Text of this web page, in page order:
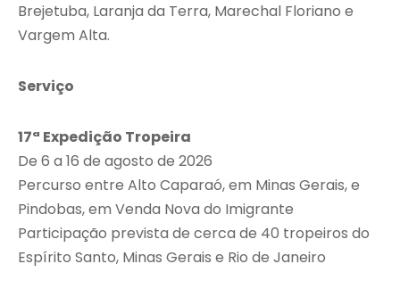
Brejetuba, Laranja da Terra, Marechal Floriano e
Vargem Alta.
Serviço
17ª Expedição Tropeira
De 6 a 16 de agosto de 2026
Percurso entre Alto Caparaó, em Minas Gerais, e
Pindobas, em Venda Nova do Imigrante
Participação prevista de cerca de 40 tropeiros do
Espírito Santo, Minas Gerais e Rio de Janeiro